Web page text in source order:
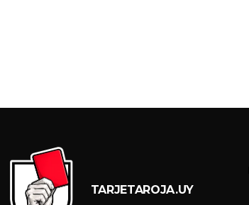
TARJETAROJA.UY